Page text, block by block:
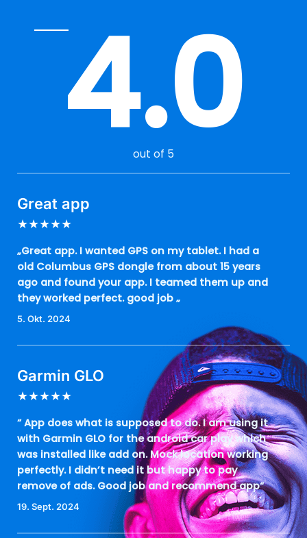
4.0
out of 5
Great app
★★★★★
„Great app. I wanted GPS on my tablet. I had a
old Columbus GPS dongle from about 15 years
ago and found your app. I teamed them up and
they worked perfect. good job „
5. Okt. 2024
Garmin GLO
★★★★★
“ App does what is supposed to do. I am using it
with Garmin GLO for the android car play which
was installed like add on. Mock location working
perfectly. I didn’t need it but happy to pay
remove of ads. Good job and recommend app“
19. Sept. 2024